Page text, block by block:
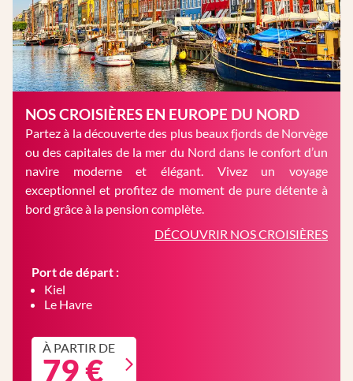
NOS CROISIÈRES EN EUROPE DU NORD
Partez à la découverte des plus beaux fjords de Norvège
ou des capitales de la mer du Nord dans le confort d’un
navire moderne et élégant. Vivez un voyage
exceptionnel et profitez de moment de pure détente à
bord grâce à la pension complète.
DÉCOUVRIR NOS CROISIÈRES
Port de départ :
Kiel
Le Havre
À PARTIR DE
79 €